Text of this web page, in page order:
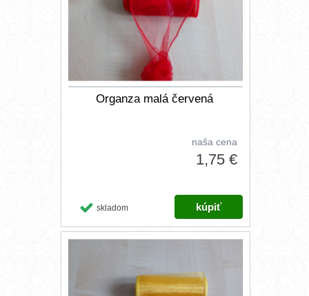
Organza malá červená
naša cena
1,75 €
skladom